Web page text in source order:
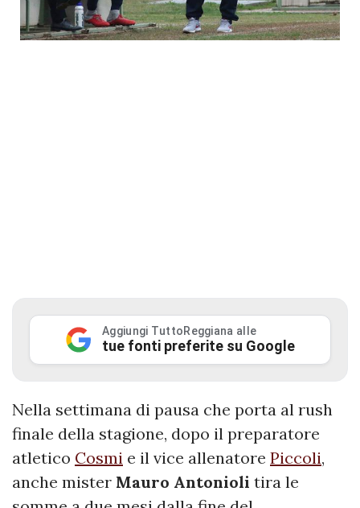
Aggiungi TuttoReggiana alle
tue fonti preferite su Google
Nella settimana di pausa che porta al rush
finale della stagione, dopo il preparatore
atletico Cosmi e il vice allenatore Piccoli,
anche mister Mauro Antonioli tira le